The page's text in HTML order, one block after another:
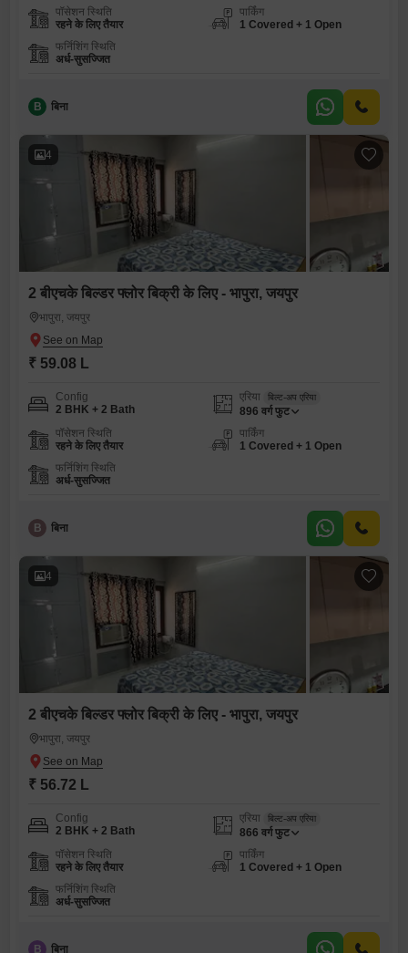
पॉसेशन स्थिति
रहने के लिए तैयार
पार्किंग
1 Covered + 1 Open
फर्निशिंग स्थिति
अर्ध-सुसज्जित
B बिना
4
2 बीएचके बिल्डर फ्लोर बिक्री के लिए - भापुरा, जयपुर
भापुरा, जयपुर
₹ 59.08 L
Config
2 BHK + 2 Bath
एरिया बिल्ट-अप एरिया
896 वर्ग फुट
पॉसेशन स्थिति
रहने के लिए तैयार
पार्किंग
1 Covered + 1 Open
फर्निशिंग स्थिति
अर्ध-सुसज्जित
B बिना
4
2 बीएचके बिल्डर फ्लोर बिक्री के लिए - भापुरा, जयपुर
भापुरा, जयपुर
₹ 56.72 L
Config
2 BHK + 2 Bath
एरिया बिल्ट-अप एरिया
866 वर्ग फुट
पॉसेशन स्थिति
रहने के लिए तैयार
पार्किंग
1 Covered + 1 Open
फर्निशिंग स्थिति
अर्ध-सुसज्जित
B बिना